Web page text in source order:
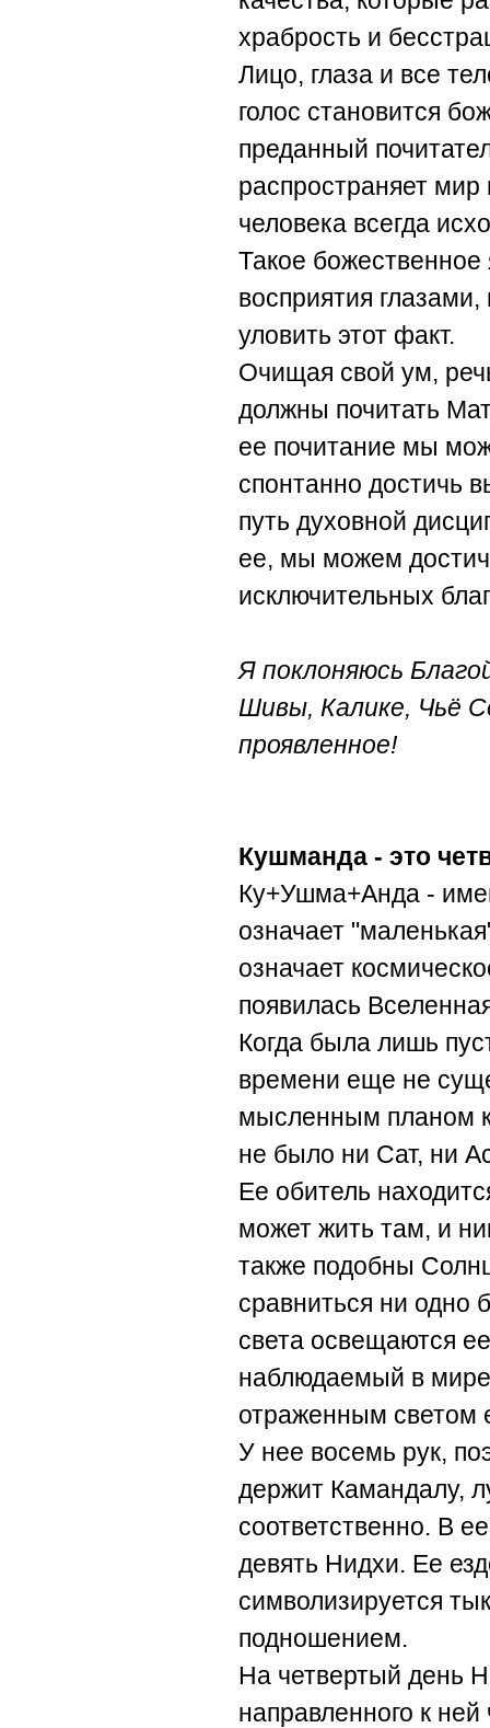
храбрость и
Лицо, глаза и все
голос становится
преданный
распространяет мир
человека всегда
Такое божественное
восприятия
уловить этот факт.
Очищая свой ум,
должны почитать
ее почитание мы
спонтанно достичь
путь духовной
ее, мы можем
исключительных
Я поклоняюсь
Шивы, Калике, Чьё
проявленное!
Кушманда - это
Ку+Ушма+Анда -
означает
означает
появилась
Когда была лишь
времени еще не
мысленным планом
не было ни Сат, ни
Ее обитель
может жить там, и
также подобны
сравниться ни одно
света освещаются
наблюдаемый в мире
отраженным светом
У нее восемь рук,
держит Камандалу,
соответственно. В
девять Нидхи. Ее
символизируется
подношением.
На четвертый день
направленного к